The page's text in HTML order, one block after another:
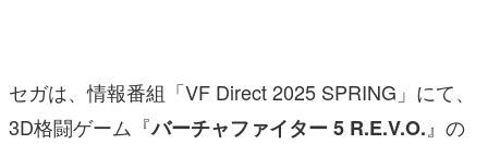
その他
セガは、情報番組「VF Direct 2025 SPRING」にて、
3D格闘ゲーム『バーチャファイター 5 R.E.V.O. 』の